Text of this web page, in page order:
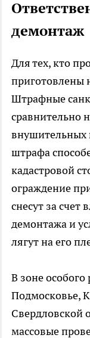
демонтаж
Для тех, кто
приготовлены
Штрафные
сравнительно
внушительных
штрафа
кадастровой
ограждение
снесут за счет
демонтажа и
лягут на его
В зоне особого
Подмосковье,
Свердловской
массовые